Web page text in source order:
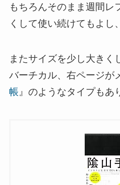
もちろんそのまま週間レ
くして使い続けてもよし
またサイズを少し大きく
バーチカル、右ページが
帳』のようなタイプもあ